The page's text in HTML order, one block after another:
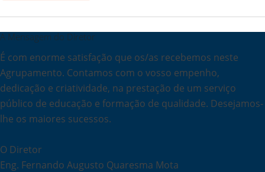
A Mensagem do Diretor
É com enorme satisfação que os/as recebemos neste
Agrupamento. Contamos com o vosso empenho,
dedicação e criatividade, na prestação de um serviço
público de educação e formação de qualidade. Desejamos-
lhe os maiores sucessos.
O Diretor
Eng. Fernando Augusto Quaresma Mota